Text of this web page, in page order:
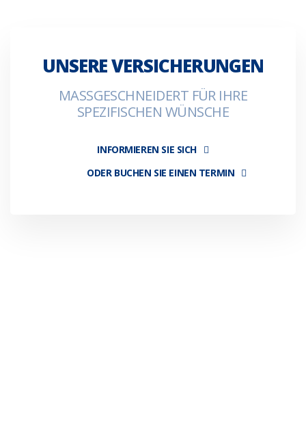
UNSERE VERSICHERUNGEN
MASSGESCHNEIDERT FÜR IHRE S
PEZIFISCHEN WÜNSCHE
INFORMIEREN SIE SICH
ODER BUCHEN SIE EINEN TERMIN